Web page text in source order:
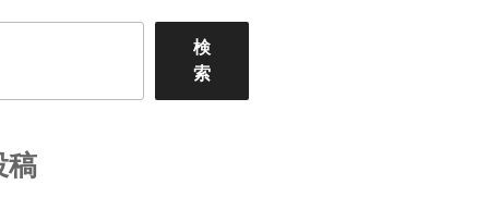
検
索
稿